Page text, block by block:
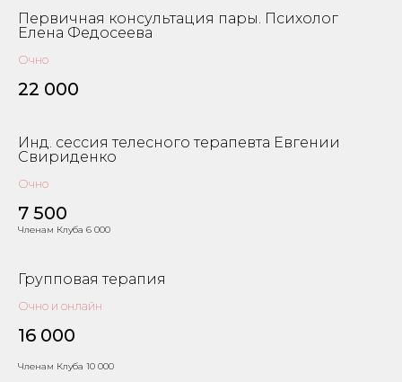
Первичная консультация пары. Психолог
Елена Федосеева
Очно
22 000
Инд. сессия телесного терапевта Евгении
Свириденко
Очно
7 500
Членам Клуба 6 000
Групповая терапия
Очно и онлайн
16 000
Членам Клуба 10 000